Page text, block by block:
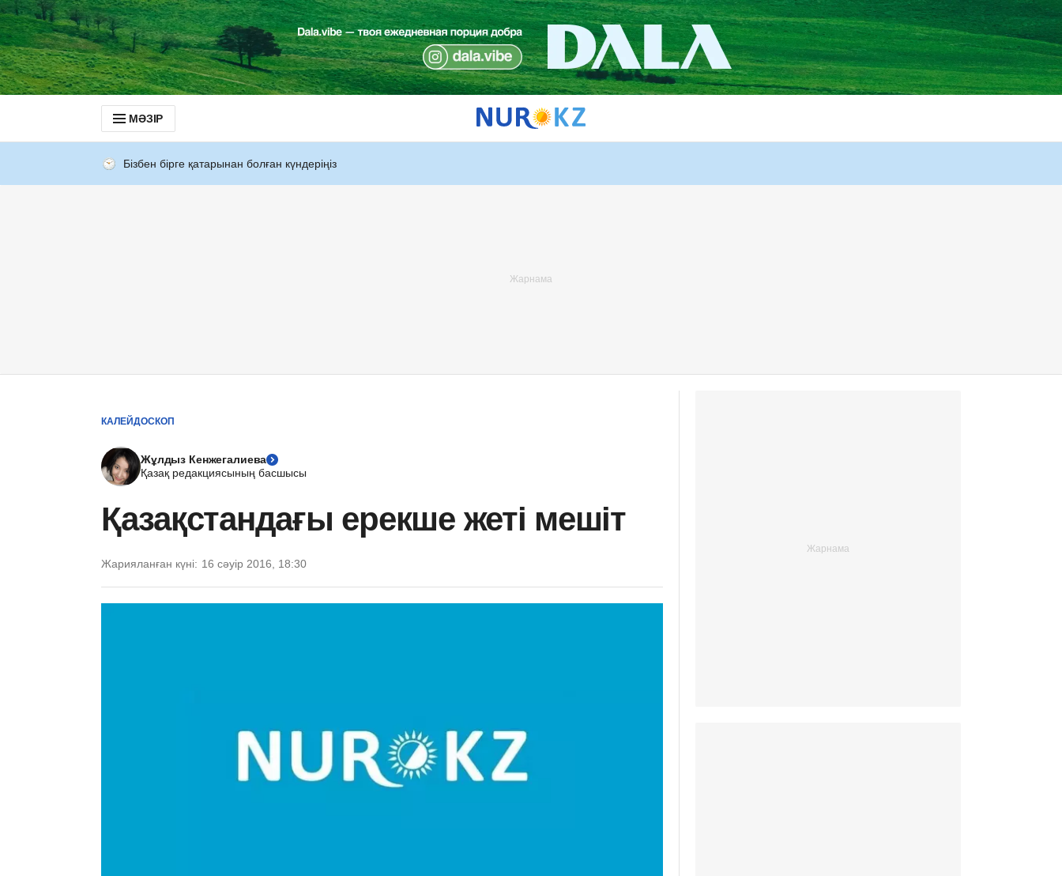
МӘЗІР
Бізбен бірге қатарынан болған күндеріңіз
КАЛЕЙДОСКОП
Жұлдыз Кенжегалиева
Қазақ редакциясының басшысы
Қазақстандағы ерекше жеті мешіт
Жарияланған күні: 16 сәуір 2016, 18:30